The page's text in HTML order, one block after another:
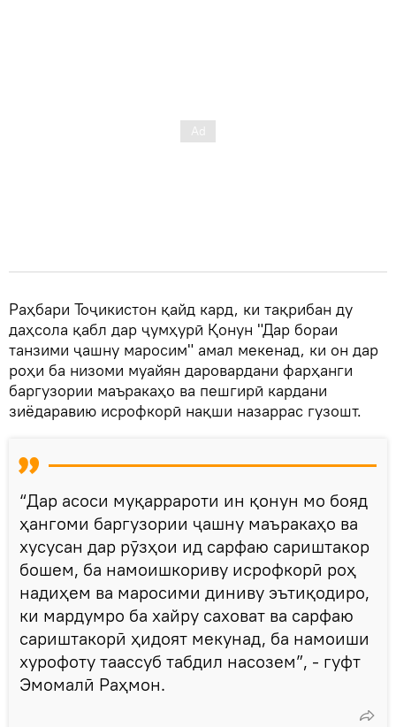
Раҳбари Тоҷикистон қайд кард, ки тақрибан ду
даҳсола қабл дар ҷумҳурӣ Қонун "Дар бораи
танзими ҷашну маросим" амал мекенад, ки он дар
роҳи ба низоми муайян даровардани фарҳанги
баргузории маъракаҳо ва пешгирӣ кардани
зиёдаравию исрофкорӣ нақши назаррас гузошт.
“Дар асоси муқаррароти ин қонун мо бояд
ҳангоми баргузории ҷашну маъракаҳо ва
хусусан дар рӯзҳои ид сарфаю сариштакор
бошем, ба намоишкориву исрофкорӣ роҳ
надиҳем ва маросими диниву эътиқодиро,
ки мардумро ба хайру саховат ва сарфаю
сариштакорӣ ҳидоят мекунад, ба намоиши
хурофоту таассуб табдил насозем”, - гуфт
Эмомалӣ Раҳмон.